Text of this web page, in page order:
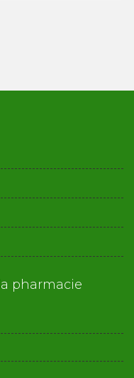
pharmacie